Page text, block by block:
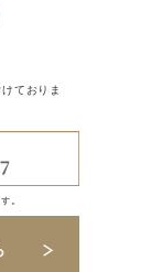
ておりま
。